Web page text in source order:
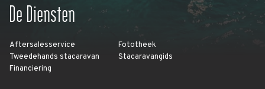
De Diensten
Aftersalesservice
Tweedehands stacaravan
Financiering
Fototheek
Stacaravangids